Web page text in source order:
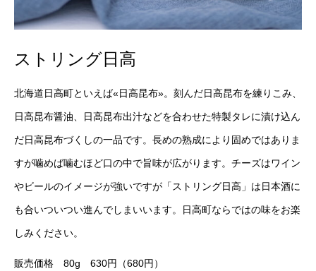
ストリング日高
北海道日高町といえば«日高昆布»。刻んだ日高昆布を練りこみ、
日高昆布醤油、日高昆布出汁などを合わせた特製タレに漬け込ん
だ日高昆布づくしの一品です。長めの熟成により固めではありま
すが噛めば噛むほど口の中で旨味が広がります。チーズはワイン
やビールのイメージが強いですが「ストリング日高」は日本酒に
も合いついつい進んでしまいいます。日高町ならではの味をお楽
しみください。
販売価格 80g 630円（680円）